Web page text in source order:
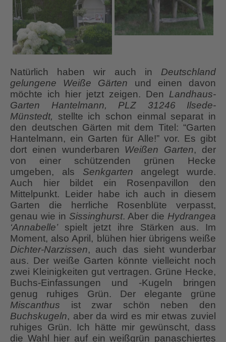
Natürlich haben wir auch in Deutschland
gelungene Weiße Gärten und einen davon
möchte ich hier jetzt zeigen. Den Landhaus-
Garten Hantelmann, PLZ 31246 Ilsede-
Münstedt, stellte ich schon einmal separat in
den deutschen Gärten mit dem Titel: “Garten
Hantelmann, ein Garten für Alle!” vor. Es gibt
dort einen wunderbaren Weißen Garten, der
von einer schützenden grünen Hecke
umgeben, als Senkgarten angelegt wurde.
Auch hier bildet ein Rosenpavillon den
Mittelpunkt. Leider habe ich auch in diesem
Garten die herrliche Rosenblüte verpasst,
genau wie in Sissinghurst. Aber die Hydrangea
‘Annabelle’spielt jetzt ihre Stärken aus. Im
Moment, also April, blühen hier übrigens weiße
Dichter-Narzissen, auch das sieht wunderbar
aus. Der weiße Garten könnte vielleicht noch
zwei Kleinigkeiten gut vertragen. Grüne Hecke,
Buchs-Einfassungen und -Kugeln bringen
genug ruhiges Grün. Der elegante grüne
Miscanthus ist zwar schön neben den
Buchskugeln, aber da wird es mir etwas zuviel
ruhiges Grün. Ich hätte mir gewünscht, dass
die Wahl hier auf ein weißgrün panaschiertes